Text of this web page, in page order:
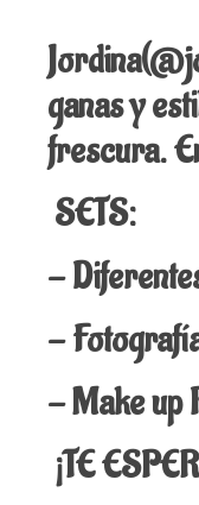
ganas y
frescura.
SETS:
-
-
- Make
¡TE